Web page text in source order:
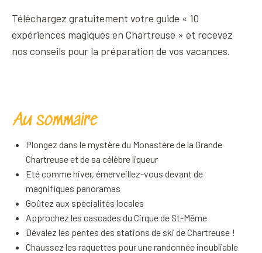
Téléchargez gratuitement votre guide « 10
expériences magiques en Chartreuse » et recevez
nos conseils pour la préparation de vos vacances.
Au sommaire
Plongez dans le mystère du Monastère de la Grande
Chartreuse et de sa célèbre liqueur
Eté comme hiver, émerveillez-vous devant de
magnifiques panoramas
Goûtez aux spécialités locales
Approchez les cascades du Cirque de St-Même
Dévalez les pentes des stations de ski de Chartreuse !
Chaussez les raquettes pour une randonnée inoubliable